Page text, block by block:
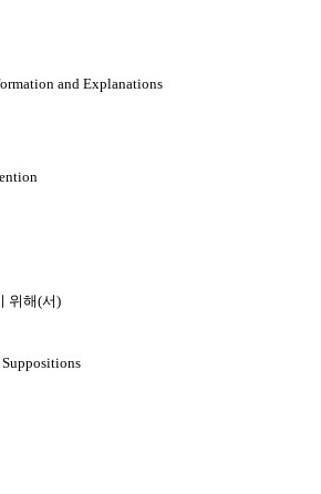
and Explanations
위해(서)